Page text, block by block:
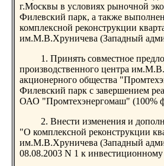
г.Москвы в условиях рыночной
Филевский парк, а также
комплексной реконструкции
им.М.В.Хруничева (Западный
1. Принять совместное
производственного центра
акционерного общества
Филевский парк с завершением
ОАО "Промтехэнергомаш" (100%
2. Внести изменения и
"О комплексной реконструкции
им.М.В.Хруничева (Западный
08.08.2003 N 1 к